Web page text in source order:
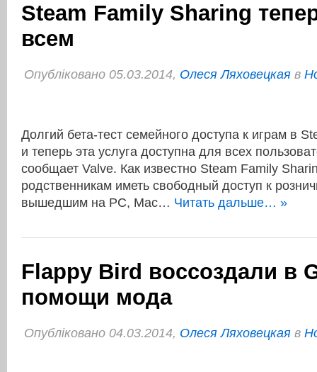
Steam Family Sharing
всем
Опубліковано 05.03.2014, Олеся Ляховецкая в
Долгий бета-тест семейного доступа к играм в
и теперь эта услуга доступна для всех
сообщает Valve. Как известно Steam Family
родственникам иметь свободный доступ к
вышедшим на PC, Mac… Читать дальше… »
Flappy Bird воссоздали в
помощи мода
Опубліковано 04.03.2014, Олеся Ляховецкая в